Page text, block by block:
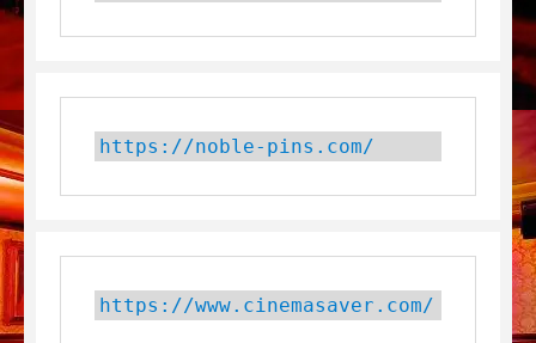
https://noble-pins.com/
https://www.cinemasaver.com/